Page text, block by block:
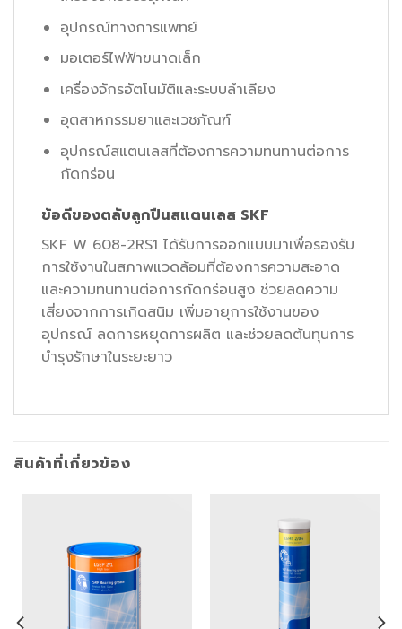
อุปกรณ์ทางการแพทย์
มอเตอร์ไฟฟ้าขนาดเล็ก
เครื่องจักรอัตโนมัติและระบบลำเลียง
อุตสาหกรรมยาและเวชภัณฑ์
อุปกรณ์สแตนเลสที่ต้องการความทนทานต่อการ
กัดกร่อน
ข้อดีของตลับลูกปืนสแตนเลส SKF
SKF W 608-2RS1 ได้รับการออกแบบมาเพื่อรองรับ
การใช้งานในสภาพแวดล้อมที่ต้องการความสะอาด
และความทนทานต่อการกัดกร่อนสูง ช่วยลดความ
เสี่ยงจากการเกิดสนิม เพิ่มอายุการใช้งานของ
อุปกรณ์ ลดการหยุดการผลิต และช่วยลดต้นทุนการ
บำรุงรักษาในระยะยาว
สินค้าที่เกี่ยวข้อง